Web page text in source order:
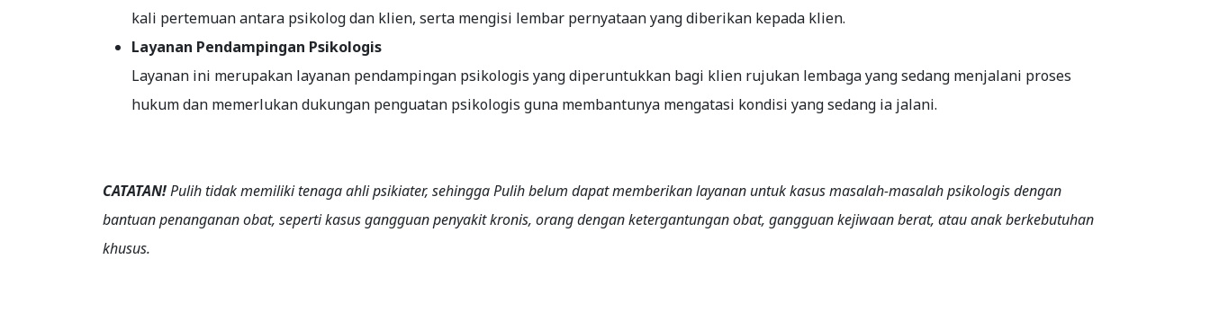
kali pertemuan antara psikolog dan klien, serta mengisi lembar pernyataan yang diberikan kepada klien.
Layanan Pendampingan Psikologis
Layanan ini merupakan layanan pendampingan psikologis yang diperuntukkan bagi klien rujukan lembaga yang sedang menjalani proses
hukum dan memerlukan dukungan penguatan psikologis guna membantunya mengatasi kondisi yang sedang ia jalani.
CATATAN!Pulih tidak memiliki tenaga ahli psikiater, sehingga Pulih belum dapat memberikan layanan untuk kasus masalah-masalah psikologis dengan
bantuan penanganan obat, seperti kasus gangguan penyakit kronis, orang dengan ketergantungan obat, gangguan kejiwaan berat, atau anak berkebutuhan
khusus.